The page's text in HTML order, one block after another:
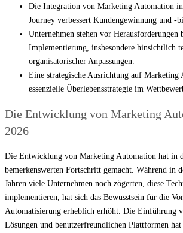
Die Integration von Marketing Automation in
Journey verbessert Kundengewinnung und -
Unternehmen stehen vor Herausforderungen
Implementierung, insbesondere hinsichtlich
organisatorischer Anpassungen.
Eine strategische Ausrichtung auf
essenzielle Überlebensstrategie im
Die Entwicklung von Marketing
2026
Die Entwicklung von Marketing Automation hat in
bemerkenswerten Fortschritt gemacht. Während in
Jahren viele Unternehmen noch zögerten, diese
implementieren, hat sich das Bewusstsein für die
Automatisierung erheblich erhöht. Die Einführung
Lösungen und benutzerfreundlichen Plattformen hat